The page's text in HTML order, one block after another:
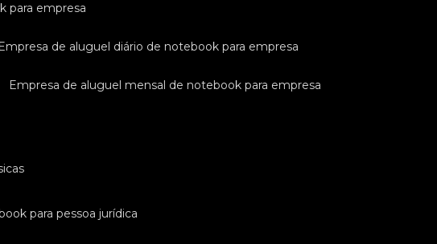
para empresa
empresa de aluguel diário de notebook para empresa
empresa de aluguel mensal de notebook para empresa
para pessoa jurídica